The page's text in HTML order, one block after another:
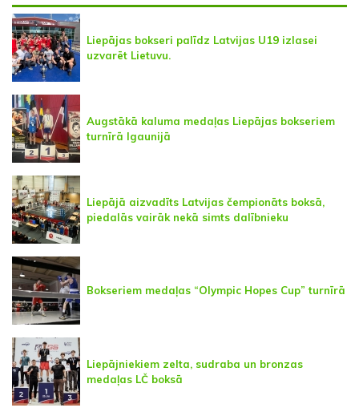
Liepājas bokseri palīdz Latvijas U19 izlasei
uzvarēt Lietuvu.
Augstākā kaluma medaļas Liepājas bokseriem
turnīrā Igaunijā
Liepājā aizvadīts Latvijas čempionāts boksā,
piedalās vairāk nekā simts dalībnieku
Bokseriem medaļas “Olympic Hopes Cup” turnīrā
Liepājniekiem zelta, sudraba un bronzas
medaļas LČ boksā